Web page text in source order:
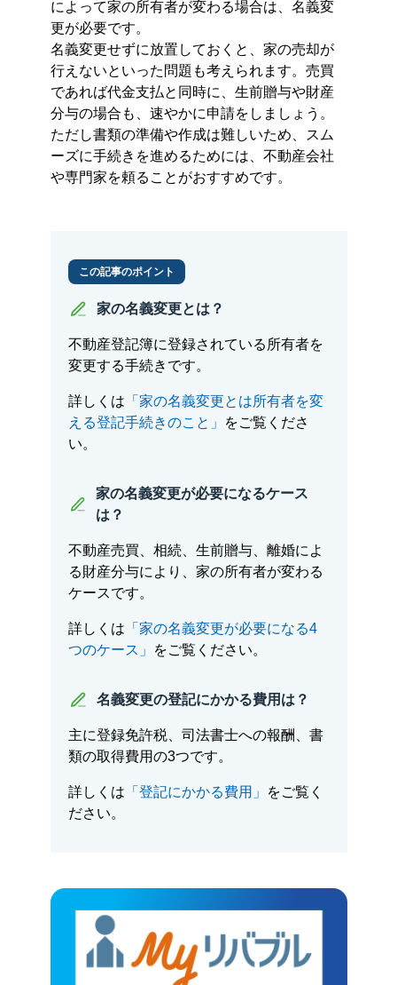
によって家の所有者が変わる場合は、名義変
更が必要です。
名義変更せずに放置しておくと、家の売却が
行えないといった問題も考えられます。売買
であれば代金支払と同時に、生前贈与や財産
分与の場合も、速やかに申請をしましょう。
ただし書類の準備や作成は難しいため、スム
ーズに手続きを進めるためには、不動産会社
や専門家を頼ることがおすすめです。
この記事のポイント
家の名義変更とは？
不動産登記簿に登録されている所有者を
変更する手続きです。
詳しくは 「家の名義変更とは所有者を変
える登記手続きのこと」
をご覧くださ
い。
家の名義変更が必要になるケース
は？
不動産売買、相続、生前贈与、離婚によ
る財産分与により、家の所有者が変わる
ケースです。
詳しくは 「家の名義変更が必要になる4
つのケース」
をご覧ください。
名義変更の登記にかかる費用は？
主に登録免許税、司法書士への報酬、書
類の取得費用の3つです。
詳しくは 「登記にかかる費用」
をご覧く
ださい。